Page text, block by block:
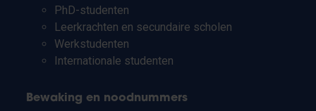
PhD-studenten
Leerkrachten en secundaire scholen
Werkstudenten
Internationale studenten
Bewaking en noodnummers